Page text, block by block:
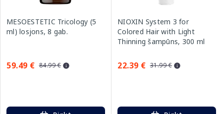
MESOESTETIC Tricology (5
ml) losjons, 8 gab.
59.49 € 84.99 €
NIOXIN System 3 for
Colored Hair with Light
Thinning šampūns, 300 ml
22.39 € 31.99 €